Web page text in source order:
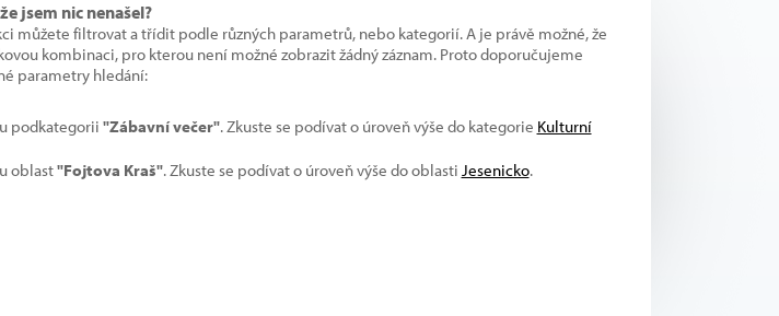
jsem nic nenašel?
můžete filtrovat a třídit podle různých parametrů, nebo kategorií. A je právě možné, že
kombinaci, pro kterou není možné zobrazit žádný záznam. Proto doporučujeme
parametry hledání:
podkategorii "Zábavní večer". Zkuste se podívat o úroveň výše do kategorie Kulturní
oblast"Fojtova Kraš". Zkuste se podívat o úroveň výše do oblasti Jesenicko.